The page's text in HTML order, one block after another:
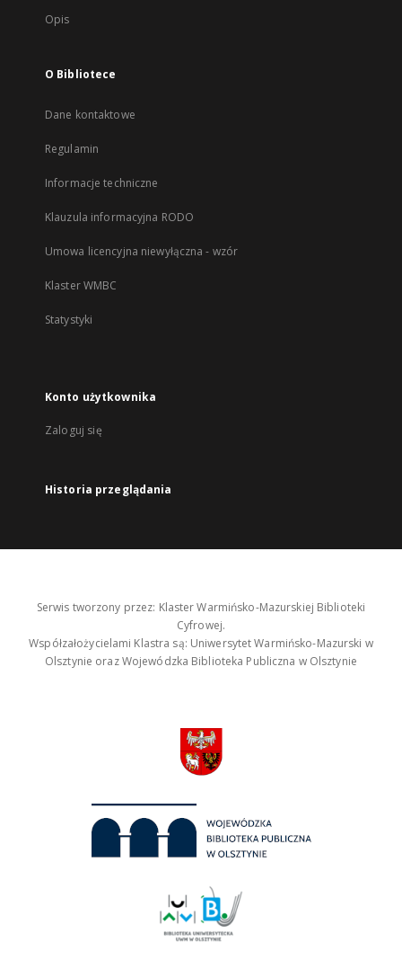
Opis
O Bibliotece
Dane kontaktowe
Regulamin
Informacje techniczne
Klauzula informacyjna RODO
Umowa licencyjna niewyłączna - wzór
Klaster WMBC
Statystyki
Konto użytkownika
Zaloguj się
Historia przeglądania
Serwis tworzony przez: Klaster Warmińsko-Mazurskiej Biblioteki
Cyfrowej.
Współzałożycielami Klastra są: Uniwersytet Warmińsko-Mazurski w
Olsztynie oraz Wojewódzka Biblioteka Publiczna w Olsztynie